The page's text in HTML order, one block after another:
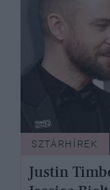
SZTÁRHÍREK
Justin